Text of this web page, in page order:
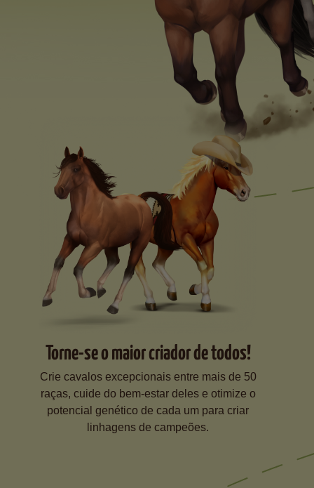
Torne-se o maior criador de todos!
Crie cavalos excepcionais entre mais de 50
raças, cuide do bem-estar deles e otimize o
potencial genético de cada um para criar
linhagens de campeões.